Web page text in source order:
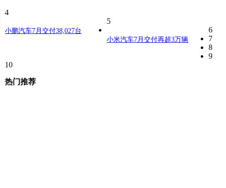
4
5
小鹏汽车7月交付38,027台 6
小米汽车7月交付再超3万辆 7
8
9
10
热门推荐